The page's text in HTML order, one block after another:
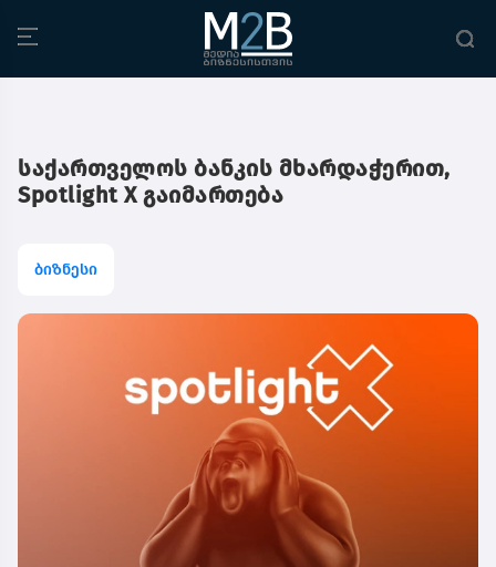
საქართველოს ბანკის მხარდაჭერით,
Spotlight X გაიმართება
ბიზნესი